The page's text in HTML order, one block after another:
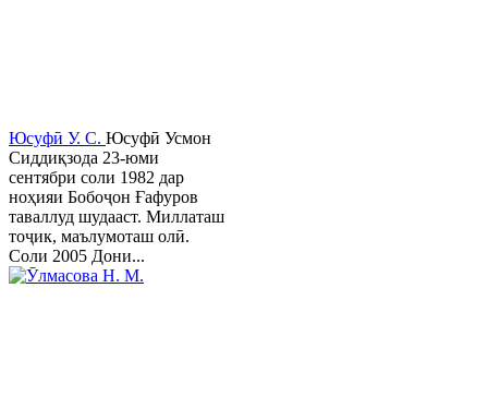
Юсуфӣ У. C. Юсуфӣ Усмон
Сиддиқзода 23-юми
сентябри соли 1982 дар
ноҳияи Бобоҷон Ғафуров
таваллуд шудааст. Миллаташ
тоҷик, маълумоташ олӣ.
Соли 2005 Дони...